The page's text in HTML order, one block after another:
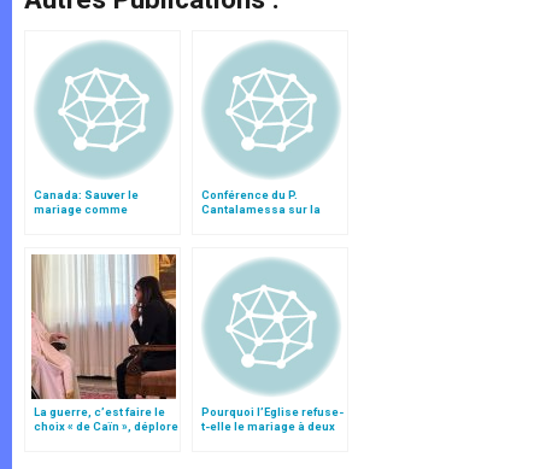
Canada: Sauver le
mariage comme
Conférence du P.
Cantalamessa sur la
La guerre, c’est faire le
choix « de Caïn », déplore
Pourquoi l’Eglise refuse-
t-elle le mariage à deux